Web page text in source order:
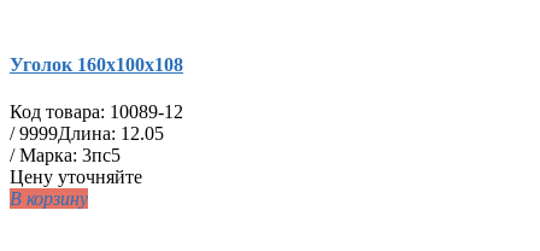
Уголок 160х100х108
Код товара: 10089-12
/9999Длина: 12.05
/ Марка: 3пс5
Цену уточняйте
В корзину